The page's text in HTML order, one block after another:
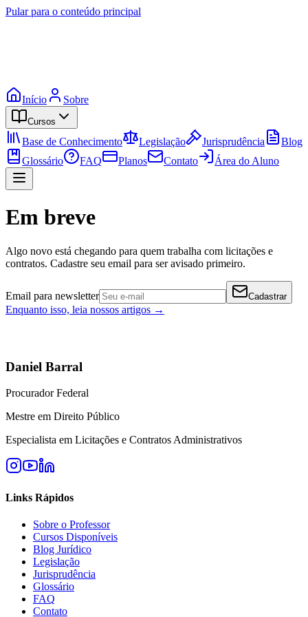
Pular para o conteúdo principal
Início Sobre
Cursos
Base de Conhecimento Legislação Jurisprudência
Blog
Glossário
FAQ Planos Contato Área do Aluno
Em breve
Algo novo está chegando para quem trabalha com licitações e
contratos. Cadastre seu email para ser avisado primeiro.
Email para newsletter Cadastrar
Enquanto isso, leia nossos artigos →
Daniel Barral
Procurador Federal
Mestre em Direito Público
Especialista em Licitações e Contratos Administrativos
Links Rápidos
Sobre o Professor
Cursos Disponíveis
Blog Jurídico
Legislação
Jurisprudência
Glossário
FAQ
Contato